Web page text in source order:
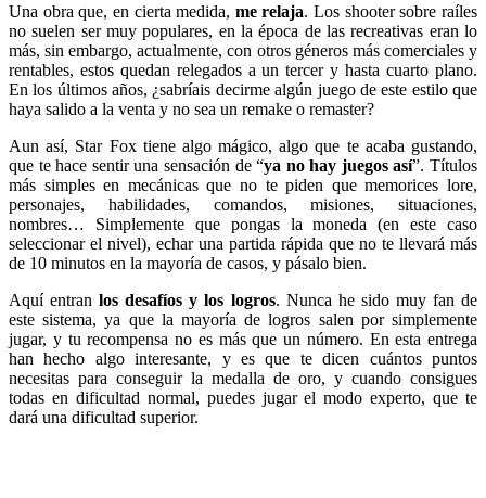
Una obra que, en cierta medida, me relaja. Los shooter sobre raíles
no suelen ser muy populares, en la época de las recreativas eran lo
más, sin embargo, actualmente, con otros géneros más comerciales y
rentables, estos quedan relegados a un tercer y hasta cuarto plano.
En los últimos años, ¿sabríais decirme algún juego de este estilo que
haya salido a la venta y no sea un remake o remaster?
Aun así, Star Fox tiene algo mágico, algo que te acaba gustando,
que te hace sentir una sensación de “ya no hay juegos así”. Títulos
más simples en mecánicas que no te piden que memorices lore,
personajes, habilidades, comandos, misiones, situaciones,
nombres… Simplemente que pongas la moneda (en este caso
seleccionar el nivel), echar una partida rápida que no te llevará más
de 10 minutos en la mayoría de casos, y pásalo bien.
Aquí entranlos desafíos y los logros. Nunca he sido muy fan de
este sistema, ya que la mayoría de logros salen por simplemente
jugar, y tu recompensa no es más que un número. En esta entrega
han hecho algo interesante, y es que te dicen cuántos puntos
necesitas para conseguir la medalla de oro, y cuando consigues
todas en dificultad normal, puedes jugar el modo experto, que te
dará una dificultad superior.